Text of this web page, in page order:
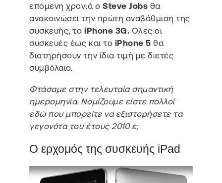
επόμενη χρονιά οSteve Jobs θα
ανακοινώσει την πρώτη αναβάθμιση της
συσκευής, το iPhone 3G. Όλες οι
συσκευές έως και το iPhone 5 θα
διατηρήσουν την ίδια τιμή με διετές
συμβόλαιο.
Φτάσαμε στην τελευταία σημαντική
ημερομηνία. Νομίζουμε είστε πολλοί
εδώ που μπορείτε να εξιστορήσετε τα
γεγονότα του έτους 2010 ε;
Ο ερχομός της συσκευής iPad